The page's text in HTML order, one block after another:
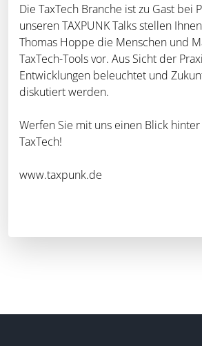
Die TaxTech Branche ist zu Gast bei
unseren TAXPUNK Talks stellen
Thomas Hoppe die Menschen und
TaxTech-Tools vor. Aus Sicht der
Entwicklungen beleuchtet und
diskutiert werden.
Werfen Sie mit uns einen Blick
TaxTech!
www.taxpunk.de